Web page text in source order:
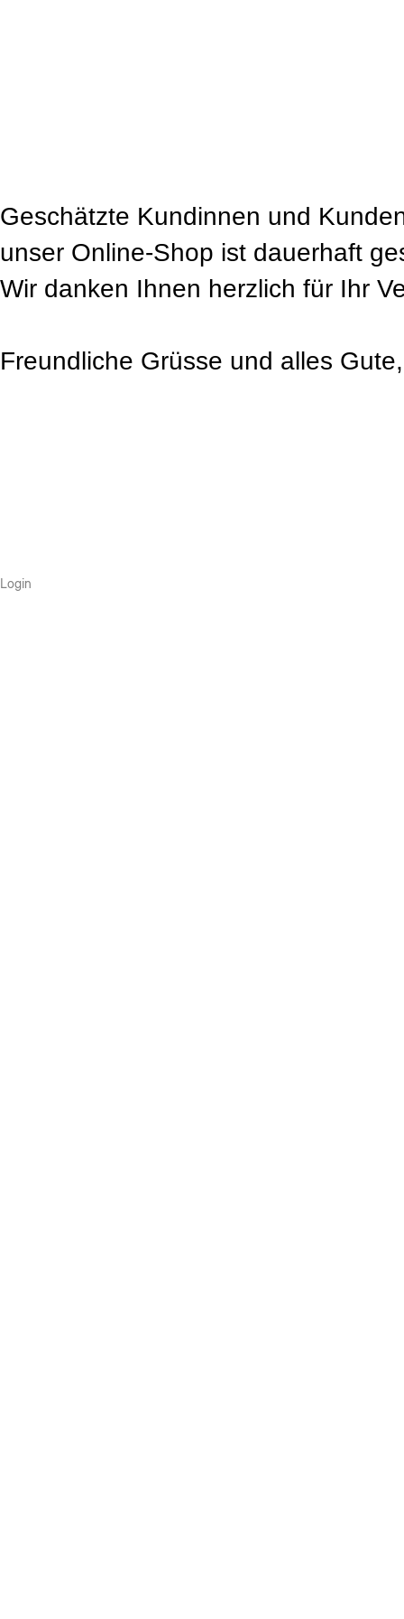
Geschätzte Kundinnen und
unser Online-Shop ist dauerhaft
Wir danken Ihnen herzlich für Ihr
Freundliche Grüsse und alles
Login